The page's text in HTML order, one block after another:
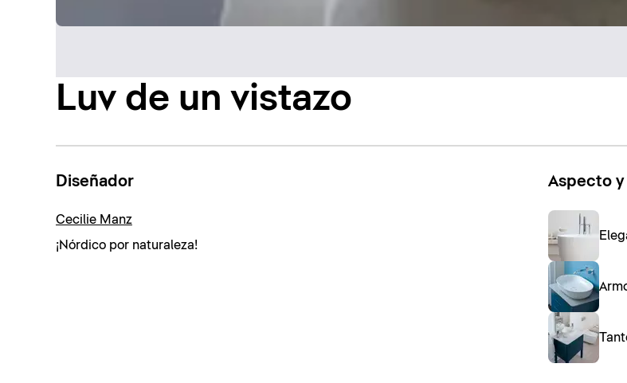
Luv de un vistazo
Diseñador
Cecilie Manz
¡Nórdico por naturaleza!
Aspecto y